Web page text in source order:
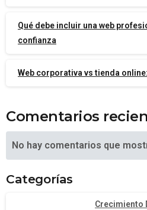
Qué debe incluir una web
confianza
Web corporativa vs tienda
Comentarios
No hay comentarios que
Categorías
Crecimiento